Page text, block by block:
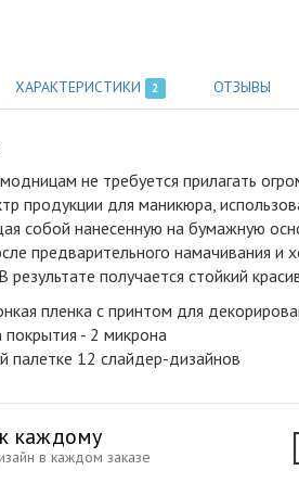
ХАРАКТЕРИСТИКИ 2 ОТЗЫВЫ
не требуется прилагать
продукции для маникюра,
собой нанесенную на бумажную
предварительного намачивания
результате получается стойкий
пленка с принтом для
- 2 микрона
палетке 12 слайдер-дизайнов
каждому
в каждом заказе